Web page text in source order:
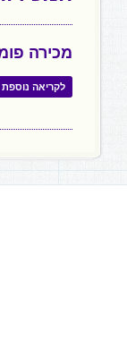
מכירה
לקריאה נוספת